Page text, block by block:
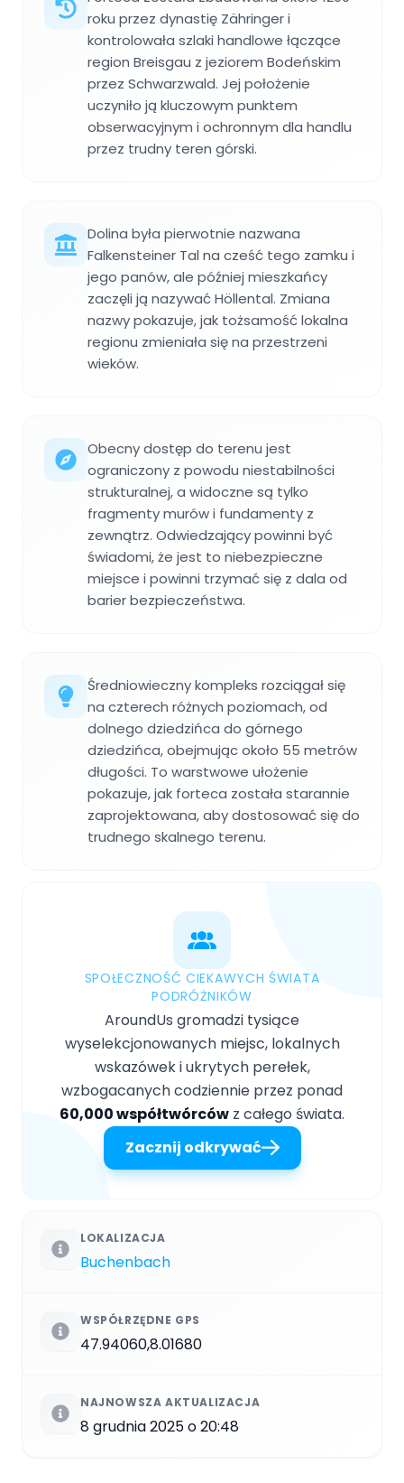
roku przez dynastię Zähringer i
kontrolowała szlaki handlowe łączące
region Breisgau z jeziorem Bodeńskim
przez Schwarzwald. Jej położenie
uczyniło ją kluczowym punktem
obserwacyjnym i ochronnym dla handlu
przez trudny teren górski.
Dolina była pierwotnie nazwana
Falkensteiner Tal na cześć tego zamku i
jego panów, ale później mieszkańcy
zaczęli ją nazywać Höllental. Zmiana
nazwy pokazuje, jak tożsamość lokalna
regionu zmieniała się na przestrzeni
wieków.
Obecny dostęp do terenu jest
ograniczony z powodu niestabilności
strukturalnej, a widoczne są tylko
fragmenty murów i fundamenty z
zewnątrz. Odwiedzający powinni być
świadomi, że jest to niebezpieczne
miejsce i powinni trzymać się z dala od
barier bezpieczeństwa.
Średniowieczny kompleks rozciągał się
na czterech różnych poziomach, od
dolnego dziedzińca do górnego
dziedzińca, obejmując około 55 metrów
długości. To warstwowe ułożenie
pokazuje, jak forteca została starannie
zaprojektowana, aby dostosować się do
trudnego skalnego terenu.
SPOŁECZNOŚĆ CIEKAWYCH ŚWIATA
PODRÓŻNIKÓW
AroundUs gromadzi tysiące
wyselekcjonowanych miejsc, lokalnych
wskazówek i ukrytych perełek,
wzbogacanych codziennie przez ponad
60,000 współtwórców z całego świata.
Zacznij odkrywać
LOKALIZACJA
Buchenbach
WSPÓŁRZĘDNE GPS
47.94060,8.01680
NAJNOWSZA AKTUALIZACJA
8 grudnia 2025 o 20:48